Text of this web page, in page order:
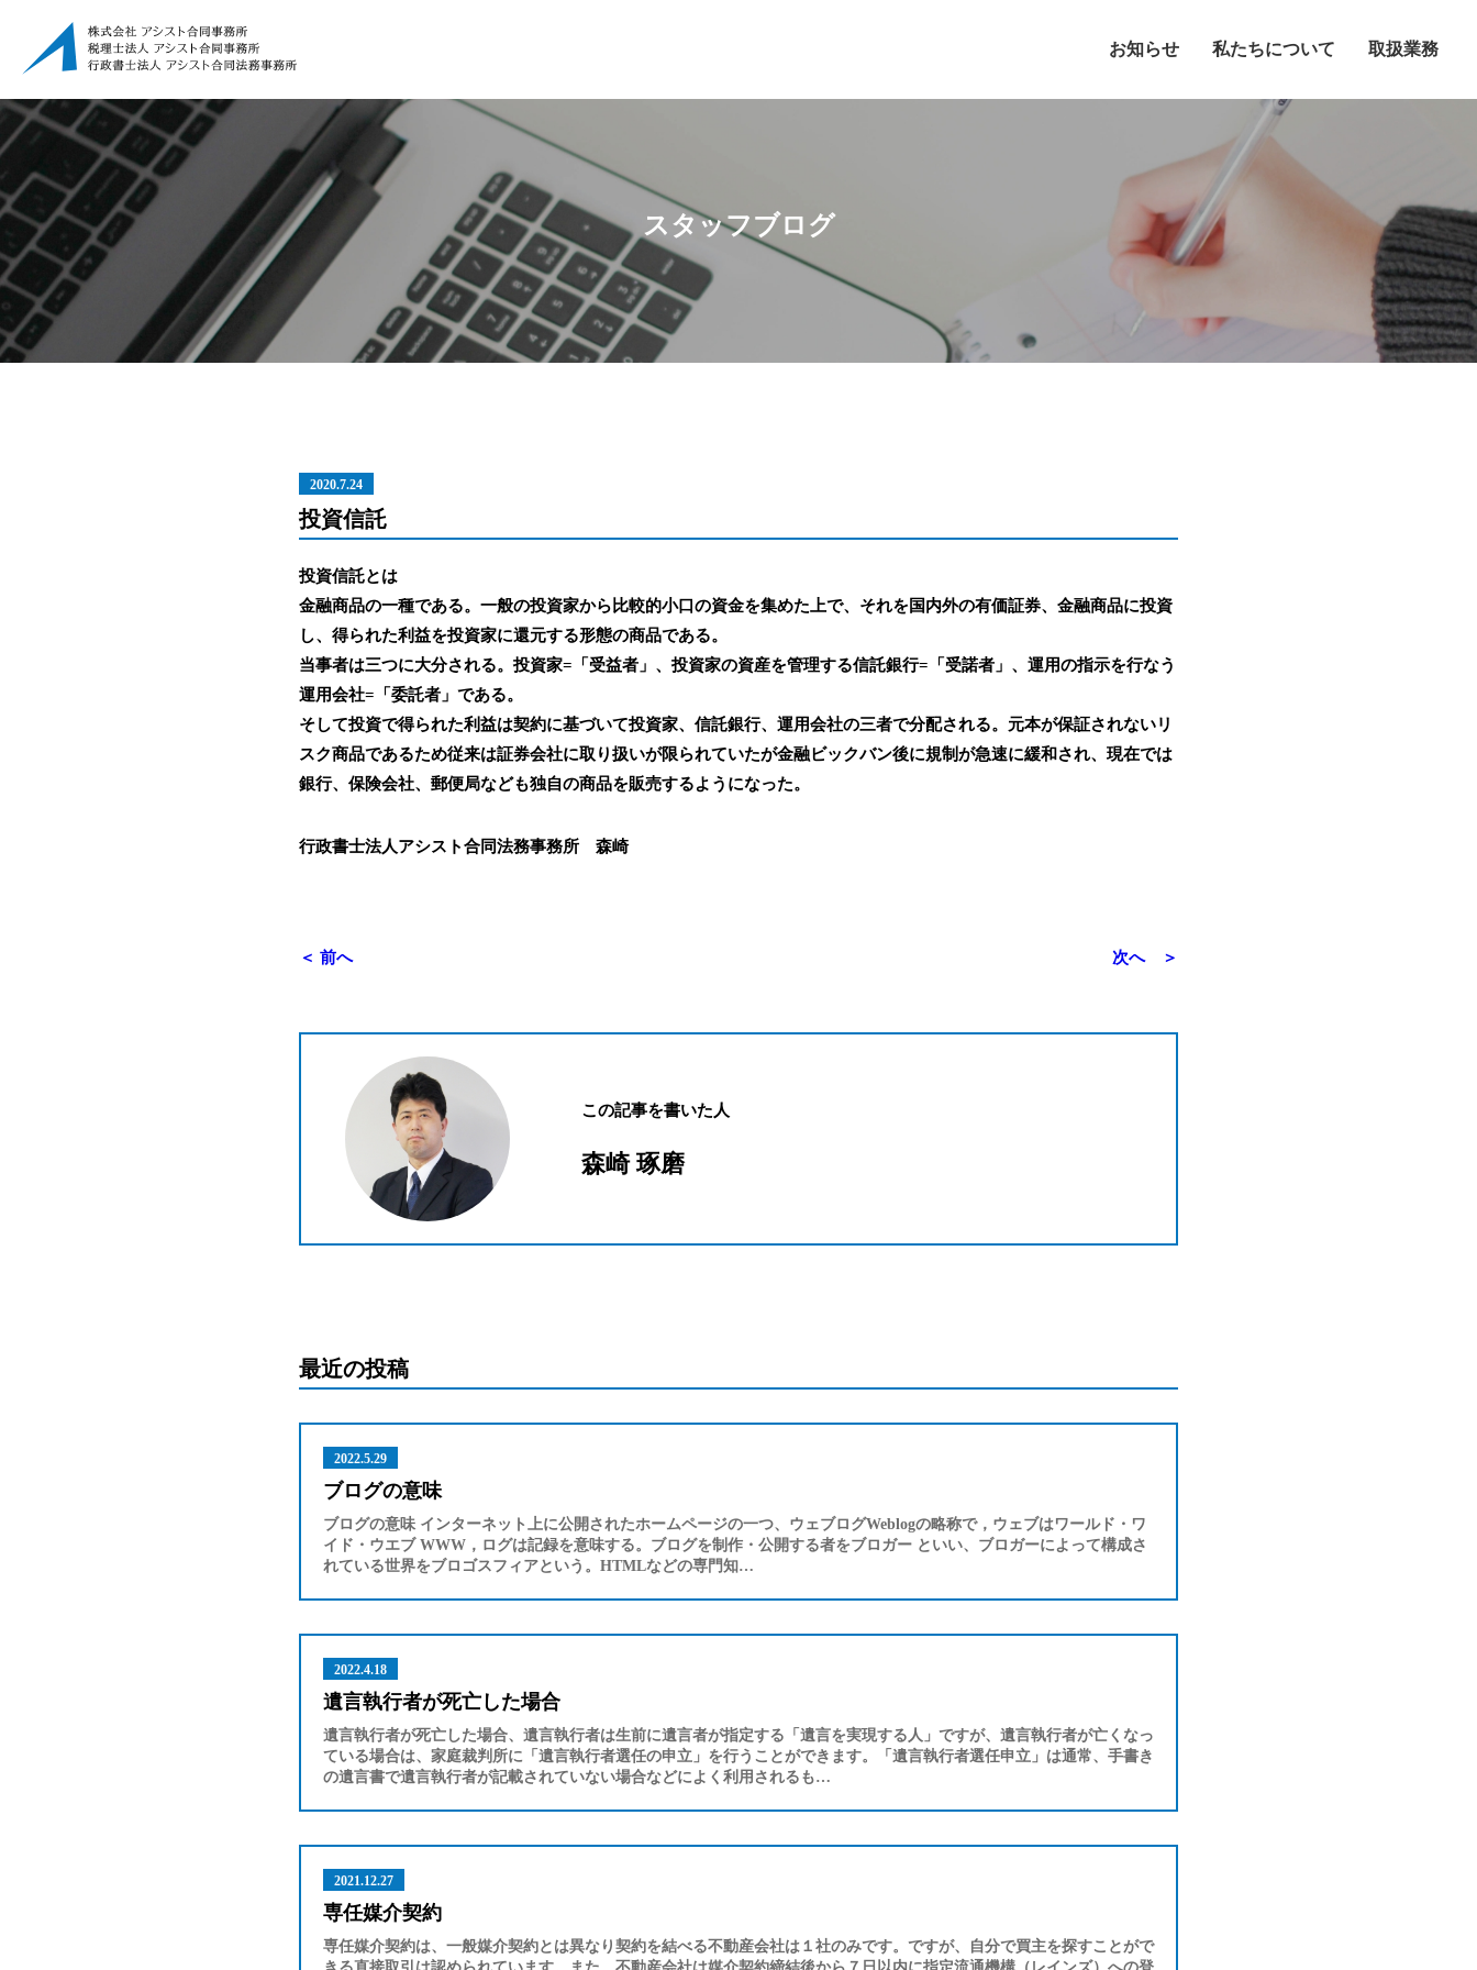
お知らせ 私たちについて 取扱業務
スタッフブログ
2020.7.24
投資信託
投資信託とは
金融商品の一種である。一般の投資家から比較的小口の資金を集めた上で、それを国内外の有価証券、金融商品に投資
し、得られた利益を投資家に還元する形態の商品である。
当事者は三つに大分される。投資家=「受益者」、投資家の資産を管理する信託銀行=「受諾者」、運用の指示を行なう
運用会社=「委託者」である。
そして投資で得られた利益は契約に基づいて投資家、信託銀行、運用会社の三者で分配される。元本が保証されないリ
スク商品であるため従来は証券会社に取り扱いが限られていたが金融ビックバン後に規制が急速に緩和され、現在では
銀行、保険会社、郵便局なども独自の商品を販売するようになった。
行政書士法人アシスト合同法務事務所 森崎
＜ 前へ 次へ ＞
この記事を書いた人
森崎 琢磨
最近の投稿
2022.5.29
ブログの意味
ブログの意味 インターネット上に公開されたホームページの一つ、ウェブログWeblogの略称で，ウェブはワールド・ワ
イド・ウエブ WWW，ログは記録を意味する。ブログを制作・公開する者をブロガー といい、ブロガーによって構成さ
れている世界をブロゴスフィアという。HTMLなどの専門知…
2022.4.18
遺言執行者が死亡した場合
遺言執行者が死亡した場合、遺言執行者は生前に遺言者が指定する「遺言を実現する人」ですが、遺言執行者が亡くなっ
ている場合は、家庭裁判所に「遺言執行者選任の申立」を行うことができます。「遺言執行者選任申立」は通常、手書き
の遺言書で遺言執行者が記載されていない場合などによく利用されるも…
2021.12.27
専任媒介契約
専任媒介契約は、一般媒介契約とは異なり契約を結べる不動産会社は１社のみです。ですが、自分で買主を探すことがで